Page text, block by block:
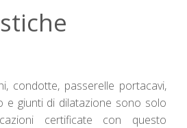
condotte, passerelle portacavi,
e giunti di dilatazione sono solo
certificate con questo